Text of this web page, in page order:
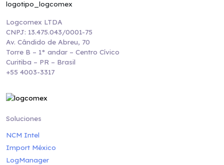
Logcomex LTDA
CNPJ: 13.475.043/0001-75
Av. Cândido de Abreu, 70
Torre B – 1° andar – Centro Cívico
Curitiba – PR – Brasil
+55 4003-3317
Soluciones
NCM Intel
Import México
LogManager